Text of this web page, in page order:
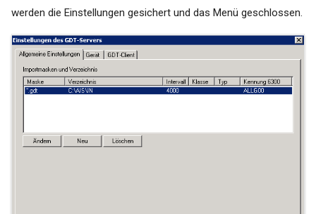
werden die Einstellungen gesichert und das Menü geschlossen.